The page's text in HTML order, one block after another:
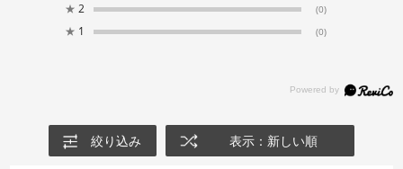
★ 2 (0)
★ 1 (0)
絞り込み 表示：新しい順